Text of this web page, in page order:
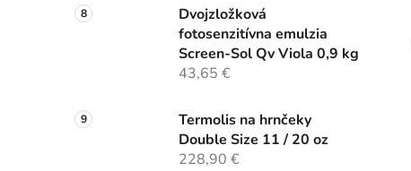
Dvojzložková
fotosenzitívna emulzia
Screen-Sol Qv Viola 0,9 kg
43,65 €
Termolis na hrnčeky
Double Size 11 / 20 oz
228,90 €